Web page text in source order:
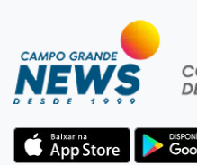
Campeonato
Remo busca empate
na zona de
Defesa diz que preso
só emprestou casa a